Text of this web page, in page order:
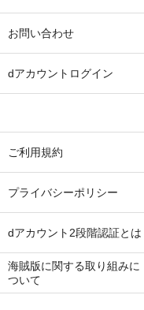
お問い合わせ
dアカウントログイン
ご利用規約
プライバシーポリシー
dアカウント2段階認証とは
海賊版に関する取り組みに
ついて